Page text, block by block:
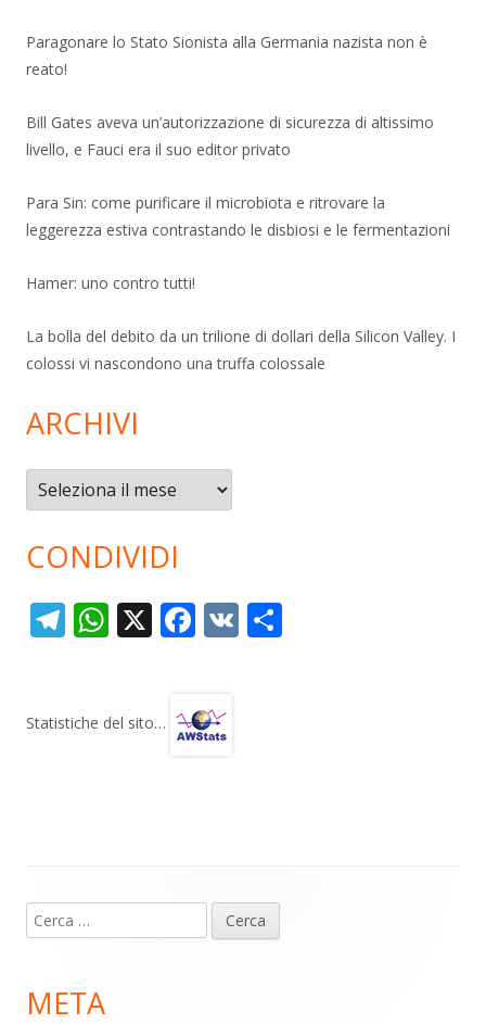
Paragonare lo Stato Sionista alla Germania nazista non è
reato!
Bill Gates aveva un’autorizzazione di sicurezza di altissimo
livello, e Fauci era il suo editor privato
Para Sin: come purificare il microbiota e ritrovare la
leggerezza estiva contrastando le disbiosi e le fermentazioni
Hamer: uno contro tutti!
La bolla del debito da un trilione di dollari della Silicon Valley. I
colossi vi nascondono una truffa colossale
ARCHIVI
Archivi
CONDIVIDI
T
gr
W
s
X F
b
V
Statistiche del sito…
piè
pagina
Ricerca
per:
META